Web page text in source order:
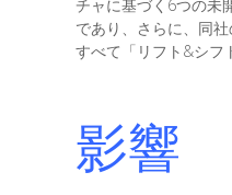
チャに基づく6つの未
であり、さらに、同
すべて「リフト&シフ
影響